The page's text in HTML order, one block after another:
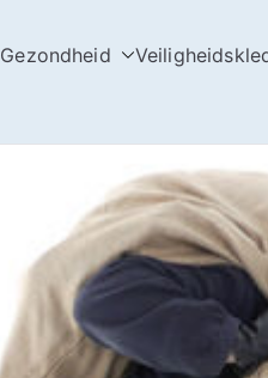
Gezondheid